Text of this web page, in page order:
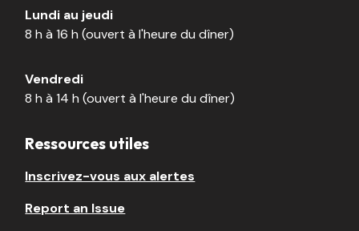
Lundi au jeudi
8 h à 16 h (ouvert à l'heure du dîner)
Vendredi
8 h à 14 h (ouvert à l'heure du dîner)
Ressources utiles
Inscrivez-vous aux alertes
Report an Issue